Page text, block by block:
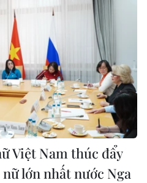
Việt Nam thúc đẩy
lớn nhất nước Nga